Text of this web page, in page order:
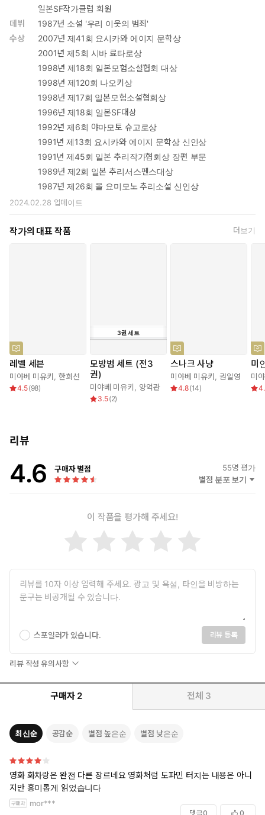
일본SF작가클럽 회원
데뷔
1987년 소설 '우리 이웃의 범죄'
수상
2007년 제41회 요시카와 에이지 문학상
2001년 제5회 시바 료타로상
1998년 제18회 일본모험소설협회 대상
1998년 제120회 나오키상
1998년 제17회 일본모험소설협회상
1996년 제18회 일본SF대상
1992년 제6회 야마모토 슈고로상
1991년 제13회 요시카와 에이지 문학상 신인상
1991년 제45회 일본 추리작가협회상 장편 부문
1989년 제2회 일본 추리서스펜스대상
1987년 제26회 올 요미모노 추리소설 신인상
2024.02.28 업데이트
작가의 대표 작품 더보기
레벨 세븐
미야베 미유키 한희선
4.5(98)
3권 세트
모방범 세트 (전3
권)
미야베 미유키 양억관
3.5(2)
스나크 사냥
미야베 미유키 권일영
4.8(14)
미
미
리뷰
4.6 구매자 별점 55명 평가
별점 분포 보기
이 작품을 평가해 주세요!
스포일러가 있습니다. 리뷰 등록
리뷰 작성 유의사항
구매자 2 전체 3
최신순 공감순 별점 높은순 별점 낮은순
영화 화차랑은 완전 다른 장르네요 영화처럼 도파민 터지는 내용은 아니
지만 흥미롭게 읽었습니다
mor***
댓글0 0